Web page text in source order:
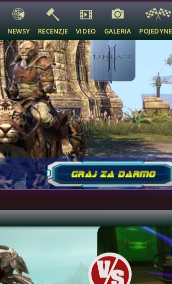
NEWSY RECENZJE VIDEO GALERIA